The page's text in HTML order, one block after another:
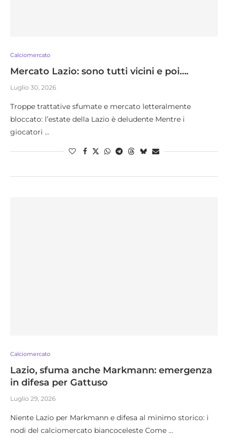
Calciomercato
Mercato Lazio: sono tutti vicini e poi….
Luglio 30, 2026
Troppe trattative sfumate e mercato letteralmente
bloccato: l’estate della Lazio è deludente Mentre i
giocatori …
Calciomercato
Lazio, sfuma anche Markmann: emergenza
in difesa per Gattuso
Luglio 29, 2026
​Niente Lazio per Markmann e difesa al minimo storico: i
nodi del calciomercato biancoceleste Come …